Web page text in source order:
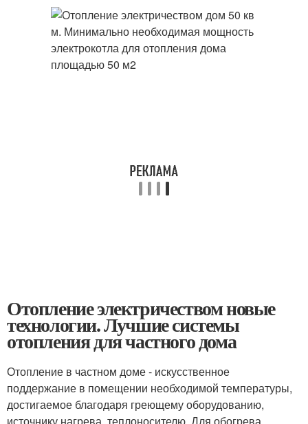
Отопление электричеством новые
технологии. Лучшие системы
отопления для частного дома
Отопление в частном доме - искусственное
поддержание в помещении необходимой температуры,
достигаемое благодаря греющему оборудованию,